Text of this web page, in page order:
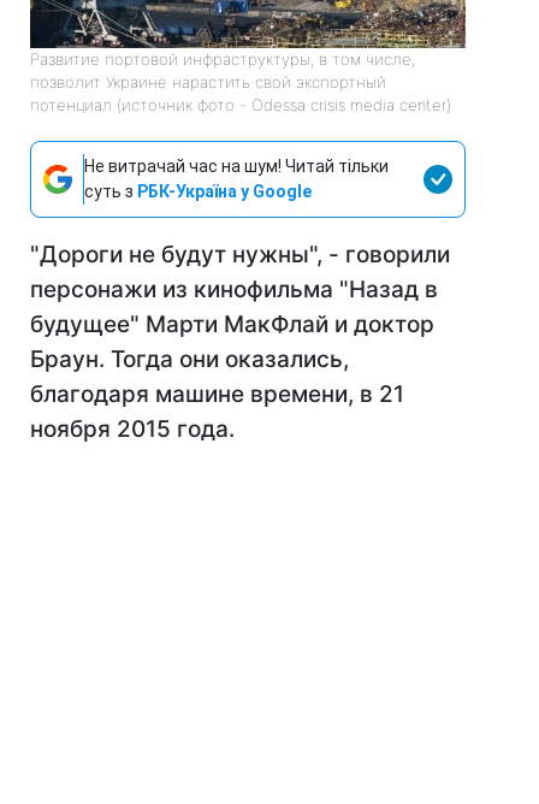
Развитие портовой инфраструктуры, в том числе,
позволит Украине нарастить свой экспортный
потенциал (источник фото - Odessa crisis media center)
Не витрачай час на шум! Читай тільки
суть з РБК-Україна у Google
"Дороги не будут нужны", - говорили
персонажи из кинофильма "Назад в
будущее" Марти МакФлай и доктор
Браун. Тогда они оказались,
благодаря машине времени, в 21
ноября 2015 года.